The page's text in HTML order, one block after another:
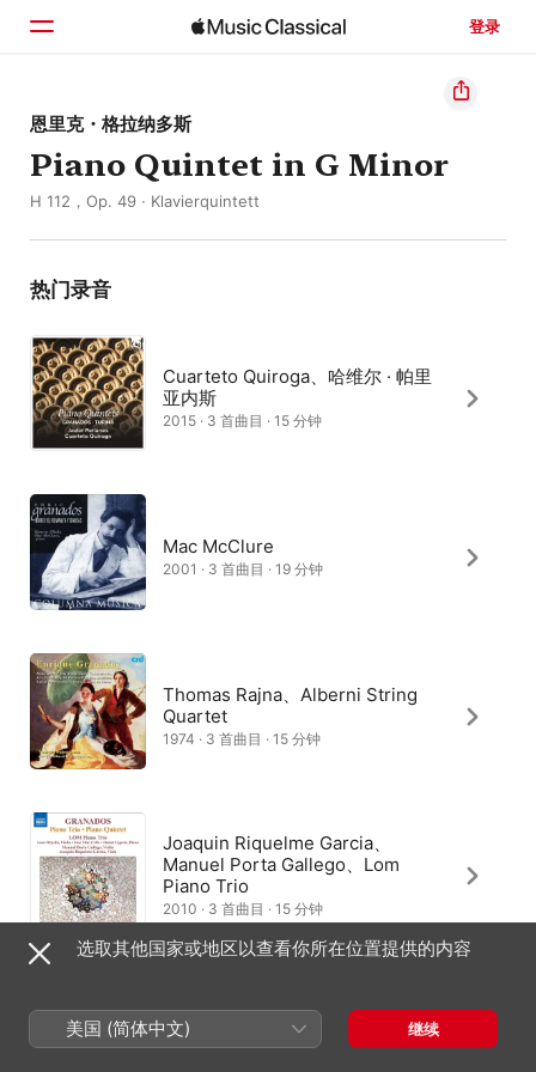
登录
主页
浏览
恩里克・格拉纳多斯
Piano Quintet in G Minor
H 112，Op. 49 · Klavierquintett
热门录音
Cuarteto Quiroga、哈维尔 · 帕里
亚内斯
2015 · 3 首曲目 · 15 分钟
Mac McClure
2001 · 3 首曲目 · 19 分钟
Thomas Rajna、Alberni String
Quartet
1974 · 3 首曲目 · 15 分钟
Joaquin Riquelme Garcia、
Manuel Porta Gallego、Lom
Piano Trio
2010 · 3 首曲目 · 15 分钟
Ensemble Variable
1999 · 3 首曲目 · 15 分钟
选取其他国家或地区以查看你所在位置提供的内容
美国 (简体中文) 继续